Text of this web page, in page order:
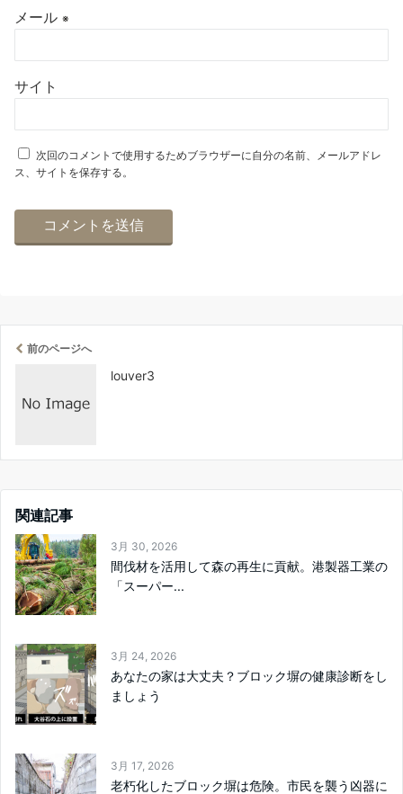
メール ※
サイト
次回のコメントで使用するためブラウザーに自分の名前、メールアドレ
ス、サイトを保存する。
前のページへ
louver3
関連記事
3月 30, 2026
間伐材を活用して森の再生に貢献。港製器工業の
「スーパー...
3月 24, 2026
あなたの家は大丈夫？ブロック塀の健康診断をし
ましょう
3月 17, 2026
老朽化したブロック塀は危険。市民を襲う凶器に